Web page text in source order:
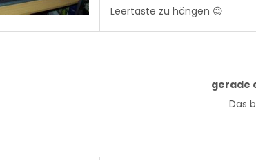
Leertaste zu hängen 😉
gerade
Das